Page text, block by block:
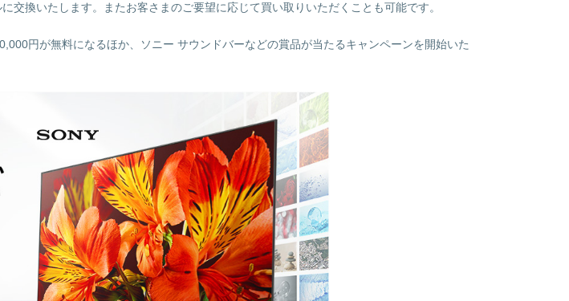
換いたします。またお客さまのご要望に応じて買い取りいただくことも可能です。
円が無料になるほか、ソニー サウンドバーなどの賞品が当たるキャンペーンを開始いた